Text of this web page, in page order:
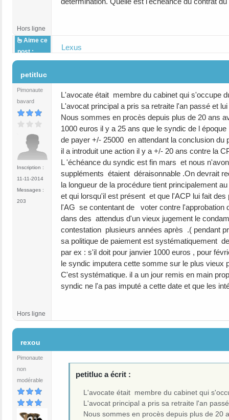
Hors ligne
Aime ce
post :
Lexus
petitluc
Pimonaute
bavard
Inscription :
11-11-2014
Messages :
203
L'avocate était membre du cabinet qui s'occupe
L'avocat principal a pris sa retraite l'an passé et
Nous sommes en procès depuis plus de 20 ans
1000 euros il y a 25 ans que le syndic de l
de payer +/- 25000 en attendant la conclusion
il a introduit une action il y a +/- 20 ans contre la
L 'échéance du syndic est fin mars et nous
suppléments étaient déraisonnable .On devrait
la longueur de la procédure tient principalement
et qui lorsqu'il est présent et que l'ACP lui fait
l'AG se contentant de voter contre l'approbation
dans des attendus d'un vieux jugement le
contestation plusieurs années après .( pendant
sa politique de paiement est systématiquement
par ex : s'il doit pour janvier 1000 euros , pour
le syndic imputera cette somme sur le plus vieux
C'est systématique. il a un jour remis en main
syndic ne l'a pas imputé a cette date et que les
Hors ligne
rexou
Pimonaute
non
modérable
petitluc a écrit :
L'avocate était membre du cabinet qui
L'avocat principal a pris sa retraite l'an
Nous sommes en procès depuis plus de